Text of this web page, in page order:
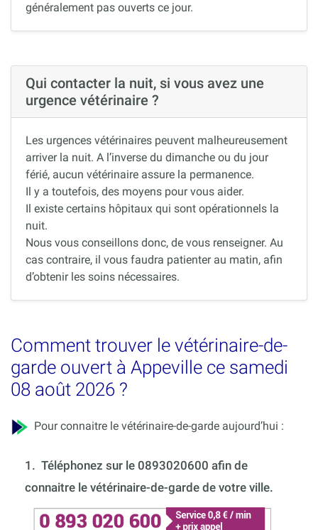
généralement pas ouverts ce jour.
Qui contacter la nuit, si vous avez une
urgence vétérinaire ?
Les urgences vétérinaires peuvent malheureusement
arriver la nuit. A l’inverse du dimanche ou du jour
férié, aucun vétérinaire assure la permanence.
Il y a toutefois, des moyens pour vous aider.
Il existe certains hôpitaux qui sont opérationnels la
nuit.
Nous vous conseillons donc, de vous renseigner. Au
cas contraire, il vous faudra patienter au matin, afin
d’obtenir les soins nécessaires.
Comment trouver le vétérinaire-de-
garde ouvert à Appeville ce samedi
08 août 2026 ?
Pour connaitre le vétérinaire-de-garde aujourd’hui :
1. Téléphonez sur le 0893020600 afin de
connaitre le vétérinaire-de-garde de votre ville.